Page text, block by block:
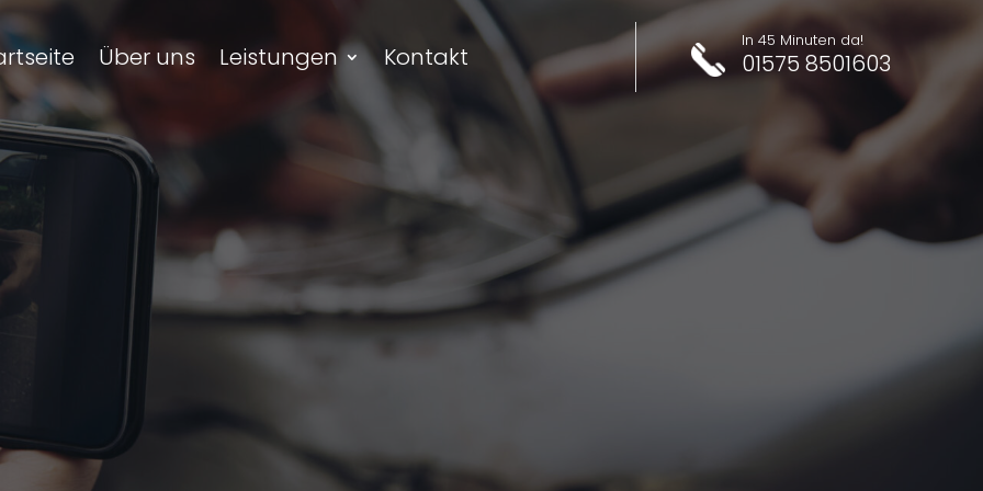
Über uns Leistungen Kontakt
In 45 Minuten da!
01575 8501603